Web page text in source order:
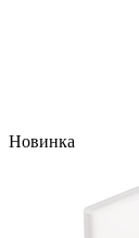
Новинка